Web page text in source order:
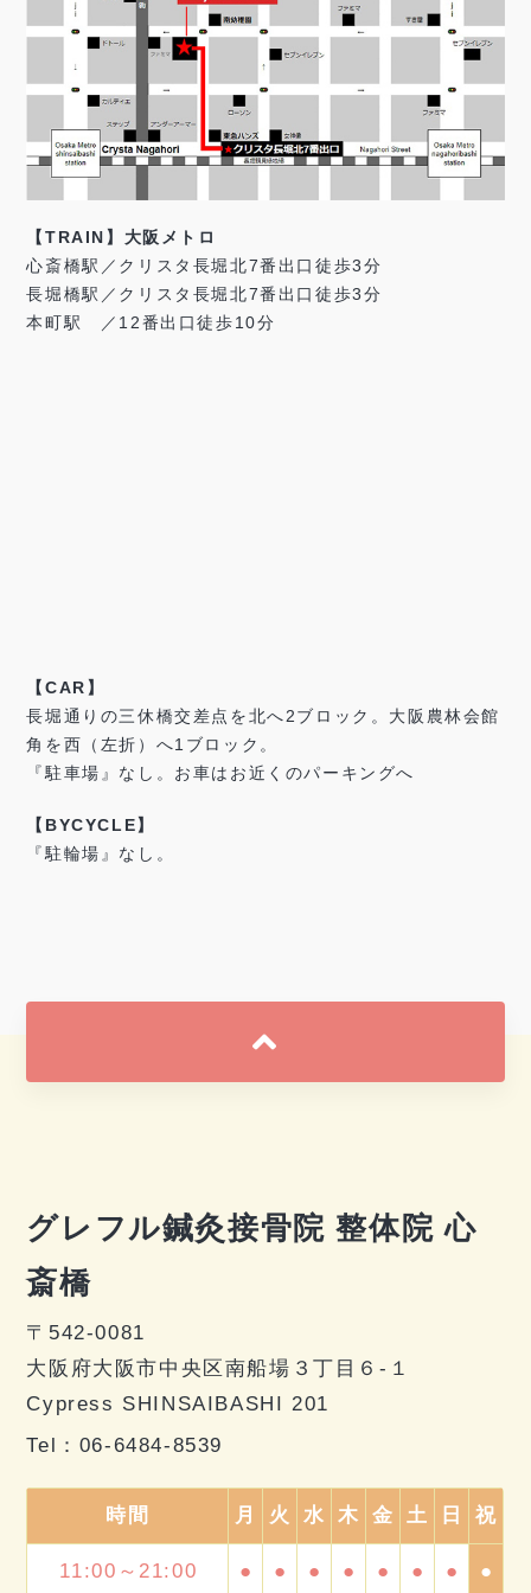
【TRAIN】大阪メトロ
心斎橋駅／クリスタ長堀北7番出口徒歩3分
長堀橋駅／クリスタ長堀北7番出口徒歩3分
本町駅 ／12番出口徒歩10分
【CAR】
長堀通りの三休橋交差点を北へ2ブロック。大阪農林会館
角を西（左折）へ1ブロック。
『駐車場』なし。お車はお近くのパーキングへ
【BYCYCLE】
『駐輪場』なし。
グレフル鍼灸接骨院 整体院 心
斎橋
〒542-0081
大阪府大阪市中央区南船場３丁目６-１
Cypress SHINSAIBASHI 201
Tel： 06-6484-8539
時間 月 火 水 木 金 土 日 祝
11:00～21:00 ● ● ● ● ● ● ● ●